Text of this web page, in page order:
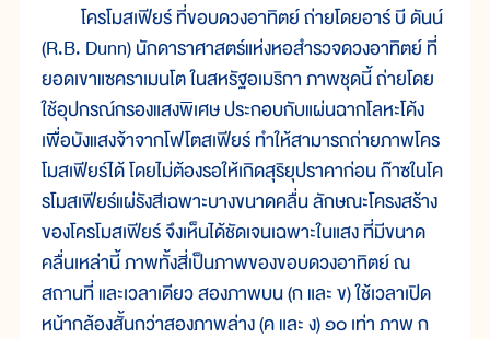
โครโมสเฟียร์ ที่ขอบดวงอาทิตย์ ถ่ายโดยอาร์ บี ดันน์
(R.B. Dunn) นักดาราศาสตร์แห่งหอสำรวจดวงอาทิตย์ ที่
ยอดเขาแซคราเมนโต ในสหรัฐอเมริกา ภาพชุดนี้ ถ่ายโดย
ใช้อุปกรณ์กรองแสงพิเศษ ประกอบกับแผ่นฉากโลหะโค้ง
เพื่อบังแสงจ้าจากโฟโตสเฟียร์ ทำให้สามารถถ่ายภาพโคร
โมสเฟียร์ได้ โดยไม่ต้องรอให้เกิดสุริยุปราคาก่อน ก๊าซในโค
รโมสเฟียร์แผ่รังสีเฉพาะบางขนาดคลื่น ลักษณะโครงสร้าง
ของโครโมสเฟียร์ จึงเห็นได้ชัดเจนเฉพาะในแสง ที่มีขนาด
คลื่นเหล่านี้ ภาพทั้งสี่เป็นภาพของขอบดวงอาทิตย์ ณ
สถานที่ และเวลาเดียว สองภาพบน (ก และ ข) ใช้เวลาเปิด
หน้ากล้องสั้นกว่าสองภาพล่าง (ค และ ง) ๑๐ เท่า ภาพ ก